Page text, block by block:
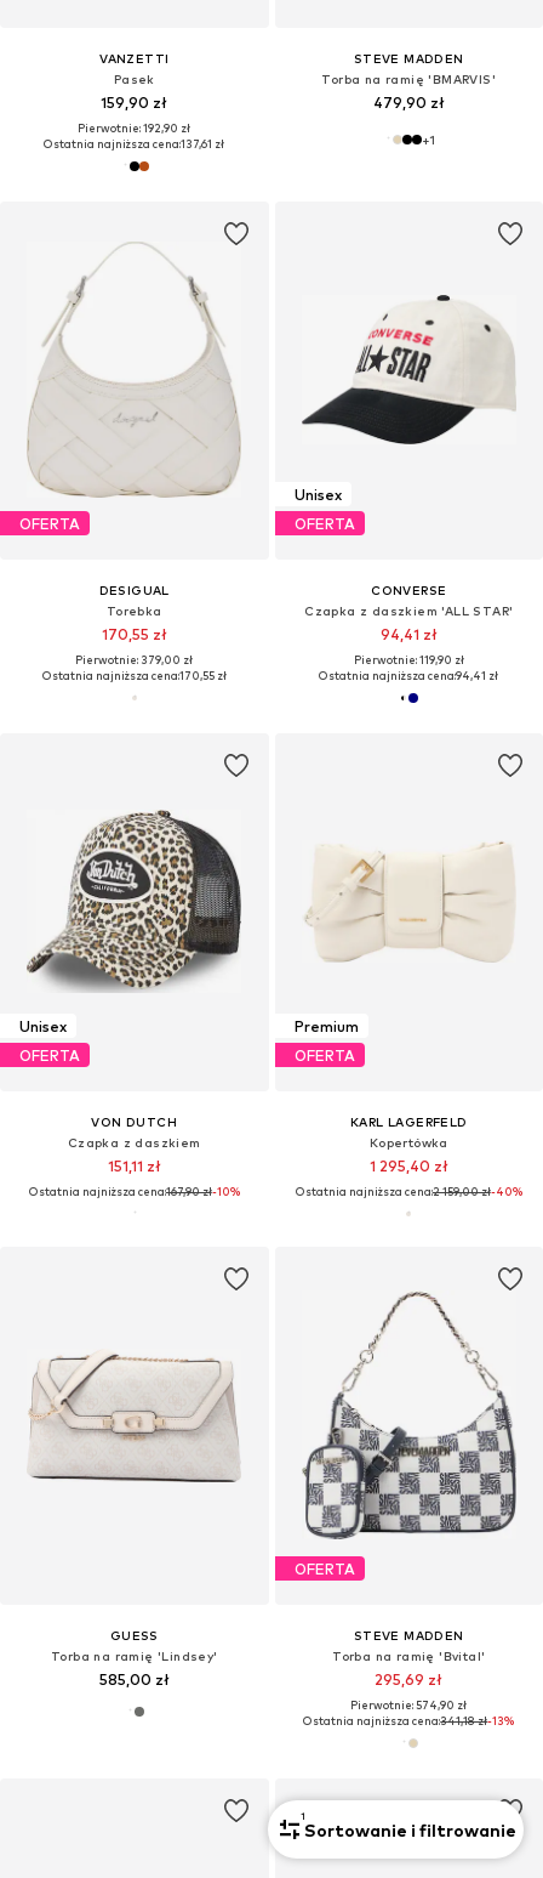
VANZETTI
Pasek
159,90 zł
Pierwotnie: 192,90 zł
Ostatnia najniższa cena:137,61 zł
STEVE MADDEN
Torba na ramię 'BMARVIS'
479,90 zł
+1
OFERTA
DESIGUAL
Torebka
170,55 zł
Pierwotnie: 379,00 zł
Ostatnia najniższa cena:170,55 zł
Unisex
OFERTA
CONVERSE
Czapka z daszkiem 'ALL STAR'
94,41 zł
Pierwotnie: 119,90 zł
Ostatnia najniższa cena:94,41 zł
Unisex
OFERTA
VON DUTCH
Czapka z daszkiem
151,11 zł
Ostatnia najniższa cena:167,90 zł-10%
Premium
OFERTA
KARL LAGERFELD
Kopertówka
1 295,40 zł
Ostatnia najniższa cena:2 159,00 zł-40%
GUESS
Torba na ramię 'Lindsey'
585,00 zł
OFERTA
STEVE MADDEN
Torba na ramię 'Bvital'
295,69 zł
Pierwotnie: 574,90 zł
Ostatnia najniższa cena:341,18 zł-13%
1
Sortowanie i filtrowanie